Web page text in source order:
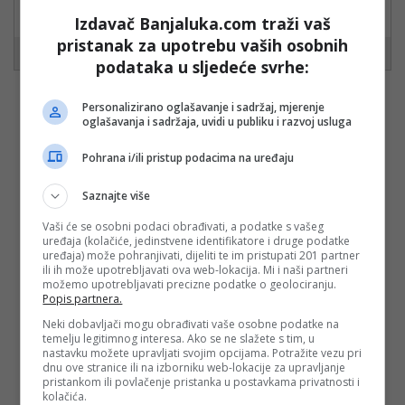
Bahate kretene treba namlatiti i poslati u zatvor
Vaša e-mail adresa neće biti objavljena. Sva polja su
Ime*
Email
Komentar
Izdavač Banjaluka.com traži vaš
pristanak za upotrebu vaših osobnih
podataka u sljedeće svrhe:
Personalizirano oglašavanje i sadržaj, mjerenje
oglašavanja i sadržaja, uvidi u publiku i razvoj usluga
Pohrana i/ili pristup podacima na uređaju
Saznajte više
Vaši će se osobni podaci obrađivati, a podatke s vašeg
uređaja (kolačiće, jedinstvene identifikatore i druge podatke
uređaja) može pohranjivati, dijeliti te im pristupati 201 partner
ili ih može upotrebljavati ova web-lokacija. Mi i naši partneri
možemo upotrebljavati precizne podatke o geolociranju.
Popis partnera.
Neki dobavljači mogu obrađivati vaše osobne podatke na
temelju legitimnog interesa. Ako se ne slažete s tim, u
nastavku možete upravljati svojim opcijama. Potražite vezu pri
dnu ove stranice ili na izborniku web-lokacije za upravljanje
pristankom ili povlačenje pristanka u postavkama privatnosti i
kolačića.